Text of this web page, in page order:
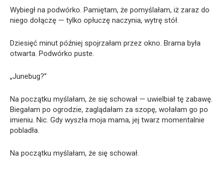
Wybiegł na podwórko. Pamiętam, że pomyślałam, iż zaraz do
niego dołączę — tylko opłuczę naczynia, wytrę stół.
Dziesięć minut później spojrzałam przez okno. Brama była
otwarta. Podwórko puste.
„Junebug?”
Na początku myślałam, że się schował — uwielbiał tę zabawę.
Biegałam po ogrodzie, zaglądałam za szopę, wołałam go po
imieniu. Nic. Gdy wyszła moja mama, jej twarz momentalnie
pobladła.
Na początku myślałam, że się schował.